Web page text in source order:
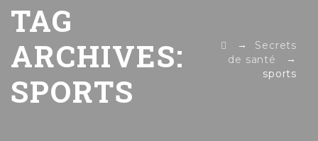
TAG
ARCHIVES:
SPORTS
→ Secrets
de santé →
sports